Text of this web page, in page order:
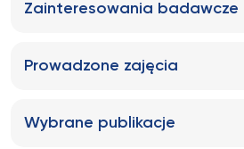
Zainteresowania badawcze
Prowadzone zajęcia
Wybrane publikacje